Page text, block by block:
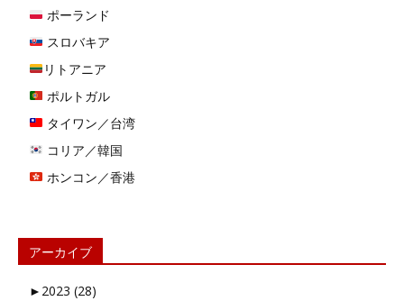
ポーランド
スロバキア
リトアニア
ポルトガル
タイワン／台湾
コリア／韓国
ホンコン／香港
アーカイブ
► 2023 (28)